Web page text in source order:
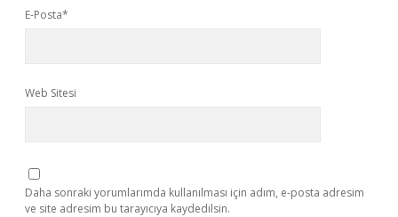
E-Posta*
Web Sitesi
Daha sonraki yorumlarımda kullanılması için adım, e-posta adresim
ve site adresim bu tarayıcıya kaydedilsin.